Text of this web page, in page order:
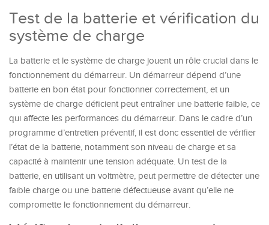
Test de la batterie et vérification du
système de charge
La batterie et le système de charge jouent un rôle crucial dans le
fonctionnement du démarreur. Un démarreur dépend d’une
batterie en bon état pour fonctionner correctement, et un
système de charge déficient peut entraîner une batterie faible, ce
qui affecte les performances du démarreur. Dans le cadre d’un
programme d’entretien préventif, il est donc essentiel de vérifier
l’état de la batterie, notamment son niveau de charge et sa
capacité à maintenir une tension adéquate. Un test de la
batterie, en utilisant un voltmètre, peut permettre de détecter une
faible charge ou une batterie défectueuse avant qu’elle ne
compromette le fonctionnement du démarreur.